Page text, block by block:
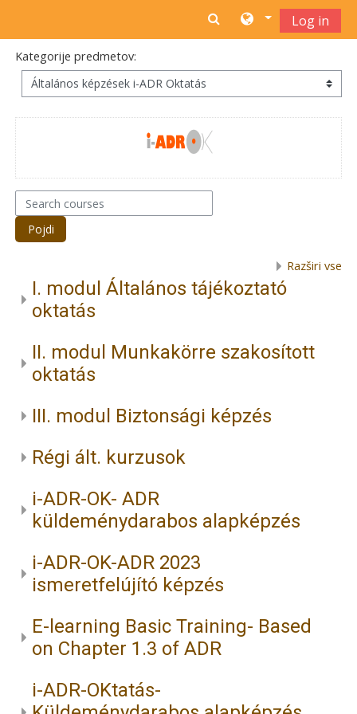
Log in
Kategorije predmetov:
Search courses
Pojdi
Razširi vse
I. modul Általános tájékoztató
oktatás
II. modul Munkakörre szakosított
oktatás
III. modul Biztonsági képzés
Régi ált. kurzusok
i-ADR-OK- ADR
küldeménydarabos alapképzés
i-ADR-OK-ADR 2023
ismeretfelújító képzés
E-learning Basic Training- Based
on Chapter 1.3 of ADR
i-ADR-OKtatás-